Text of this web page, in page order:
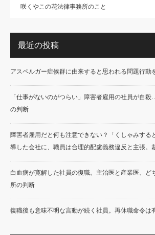
咲くやこの花法律事務所のこと
最近の投稿
アスペルガー症候群に由来すると思われる問題行動
「仕事がないのがつらい」障害者雇用の社員が自
の判断
障害者雇用だと何も注意できない？「くしゃみする
導した会社に、職員は合理的配慮義務違反と主張。
白血病が寛解した社員の復職。主治医と産業医、ど
所の判断
復職後も意味不明な言動が続く社員。再休職命令は